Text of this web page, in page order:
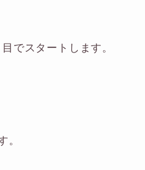
でスタートします。
。